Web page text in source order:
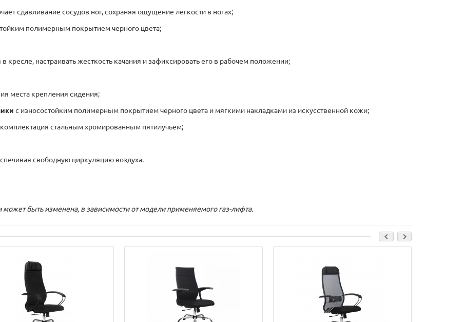
сдавливание сосудов ног, сохраняя ощущение легкости в ногах;
полимерным покрытием черного цвета;
кресле, настраивать жесткость качания и зафиксировать его в рабочем положении;
места крепления сидения;
с износостойким полимерным покрытием черного цвета и мягкими накладками из искусственной кожи;
стальным хромированным пятилучьем;
свободную циркуляцию воздуха.
быть изменена, в зависимости от модели применяемого газ-лифта.